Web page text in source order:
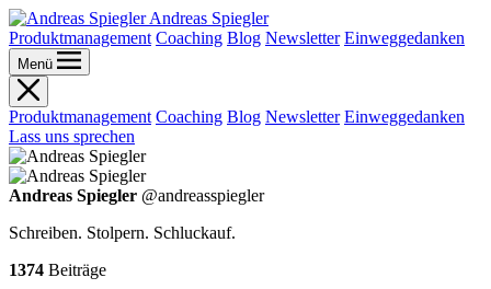
Andreas Spiegler
Produktmanagement Coaching Blog Newsletter Einweggedanken
Menü
Produktmanagement Coaching Blog Newsletter Einweggedanken
Lass uns sprechen
Andreas Spiegler @andreasspiegler
Schreiben. Stolpern. Schluckauf.
1374 Beiträge